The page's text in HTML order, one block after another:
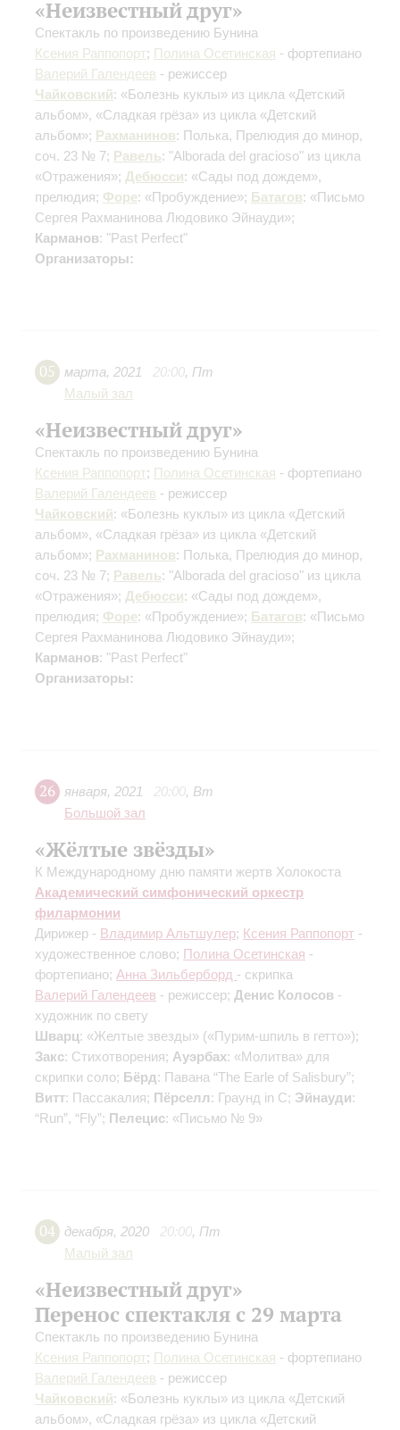
«Неизвестный друг»
Спектакль по произведению Бунина
Ксения Раппопорт; Полина Осетинская - фортепиано
Валерий Галендеев - режиссер
Чайковский: «Болезнь куклы» из цикла «Детский
альбом», «Сладкая грёза» из цикла «Детский
альбом»; Рахманинов: Полька, Прелюдия до минор,
соч. 23 № 7; Равель: "Alborada del gracioso" из цикла
«Отражения»; Дебюсси: «Сады под дождем»,
прелюдия; Форе: «Пробуждение»; Батагов: «Письмо
Сергея Рахманинова Людовико Эйнауди»;
Карманов: "Past Perfect"
Организаторы:
05 марта, 2021 20:00, Пт
Малый зал
«Неизвестный друг»
Спектакль по произведению Бунина
Ксения Раппопорт; Полина Осетинская - фортепиано
Валерий Галендеев - режиссер
Чайковский: «Болезнь куклы» из цикла «Детский
альбом», «Сладкая грёза» из цикла «Детский
альбом»; Рахманинов: Полька, Прелюдия до минор,
соч. 23 № 7; Равель: "Alborada del gracioso" из цикла
«Отражения»; Дебюсси: «Сады под дождем»,
прелюдия; Форе: «Пробуждение»; Батагов: «Письмо
Сергея Рахманинова Людовико Эйнауди»;
Карманов: "Past Perfect"
Организаторы:
26 января, 2021 20:00, Вт
Большой зал
«Жёлтые звёзды»
К Международному дню памяти жертв Холокоста
Академический симфонический оркестр
филармонии
Дирижер - Владимир Альтшулер; Ксения Раппопорт -
художественное слово; Полина Осетинская -
фортепиано; Анна Зильберборд - скрипка
Валерий Галендеев - режиссер; Денис Колосов -
художник по свету
Шварц: «Желтые звезды» («Пурим-шпиль в гетто»);
Закс: Стихотворения; Ауэрбах: «Молитва» для
скрипки соло; Бёрд: Павана “The Earle of Salisbury”;
Витт: Пассакалия; Пёрселл: Граунд in С; Эйнауди:
“Run”, “Fly”; Пелецис: «Письмо № 9»
04 декабря, 2020 20:00, Пт
Малый зал
«Неизвестный друг»
Перенос спектакля с 29 марта
Спектакль по произведению Бунина
Ксения Раппопорт; Полина Осетинская - фортепиано
Валерий Галендеев - режиссер
Чайковский: «Болезнь куклы» из цикла «Детский
альбом», «Сладкая грёза» из цикла «Детский